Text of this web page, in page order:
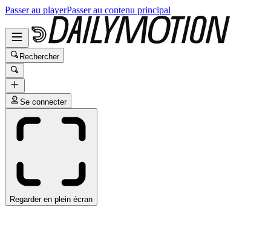
Passer au playerPasser au contenu principal
Rechercher
Se connecter
Regarder en plein écran